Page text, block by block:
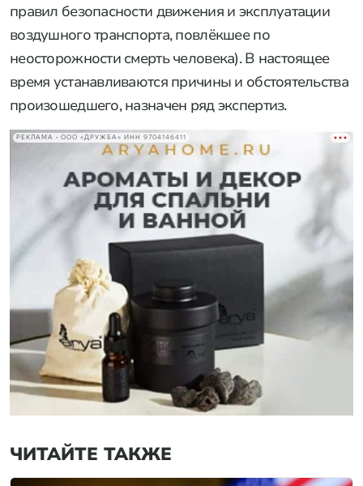
правил безопасности движения и эксплуатации
воздушного транспорта, повлёкшее по
неосторожности смерть человека). В настоящее
время устанавливаются причины и обстоятельства
произошедшего, назначен ряд экспертиз.
РЕКЛАМА • ООО «ДРУЖБА» ИНН 9704146411
ЧИТАЙТЕ ТАКЖЕ